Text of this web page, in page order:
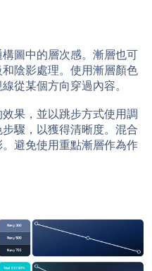
圖中的層次感。漸層也可
陰影處理。使用漸層顏色
從某個方向穿過內容。
果，並以跳步方式使用調
驟，以獲得清晰度。混合
避免使用重點漸層作為作